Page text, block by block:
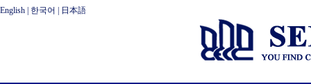
English 한국어 日本語